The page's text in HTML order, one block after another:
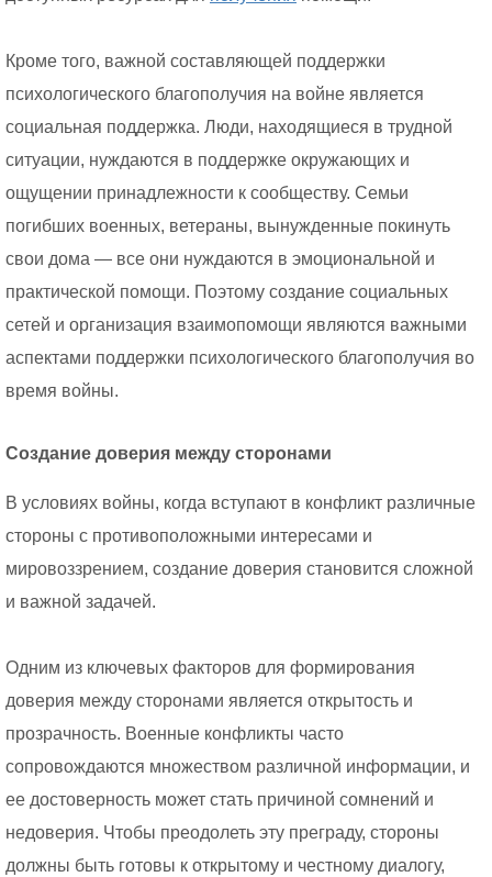
Кроме того, важной составляющей поддержки
психологического благополучия на войне является
социальная поддержка. Люди, находящиеся в трудной
ситуации, нуждаются в поддержке окружающих и
ощущении принадлежности к сообществу. Семьи
погибших военных, ветераны, вынужденные покинуть
свои дома — все они нуждаются в эмоциональной и
практической помощи. Поэтому создание социальных
сетей и организация взаимопомощи являются важными
аспектами поддержки психологического благополучия во
время войны.
Создание доверия между сторонами
В условиях войны, когда вступают в конфликт различные
стороны с противоположными интересами и
мировоззрением, создание доверия становится сложной
и важной задачей.
Одним из ключевых факторов для формирования
доверия между сторонами является открытость и
прозрачность. Военные конфликты часто
сопровождаются множеством различной информации, и
ее достоверность может стать причиной сомнений и
недоверия. Чтобы преодолеть эту преграду, стороны
должны быть готовы к открытому и честному диалогу,